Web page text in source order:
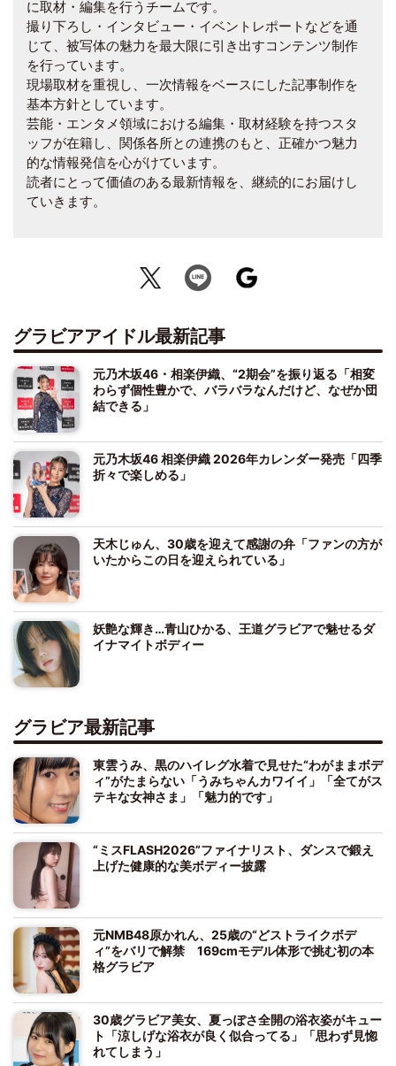
に取材・編集を行うチームです。
撮り下ろし・インタビュー・イベントレポートなどを通
じて、被写体の魅力を最大限に引き出すコンテンツ制作
を行っています。
現場取材を重視し、一次情報をベースにした記事制作を
基本方針としています。
芸能・エンタメ領域における編集・取材経験を持つスタ
ッフが在籍し、関係各所との連携のもと、正確かつ魅力
的な情報発信を心がけています。
読者にとって価値のある最新情報を、継続的にお届けし
ていきます。
グラビアアイドル最新記事
元乃木坂46・相楽伊織、“2期会”を振り返る「相変
わらず個性豊かで、バラバラなんだけど、なぜか団
結できる」
元乃木坂46 相楽伊織 2026年カレンダー発売「四季
折々で楽しめる」
天木じゅん、30歳を迎えて感謝の弁「ファンの方が
いたからこの日を迎えられている」
妖艶な輝き…青山ひかる、王道グラビアで魅せるダ
イナマイトボディー
グラビア最新記事
東雲うみ、黒のハイレグ水着で見せた“わがままボデ
ィ”がたまらない「うみちゃんカワイイ」「全てがス
テキな女神さま」「魅力的です」
“ミスFLASH2026”ファイナリスト、ダンスで鍛え
上げた健康的な美ボディー披露
元NMB48原かれん、25歳の“どストライクボデ
ィ”をバリで解禁 169cmモデル体形で挑む初の本
格グラビア
30歳グラビア美女、夏っぽさ全開の浴衣姿がキュー
ト「涼しげな浴衣が良く似合ってる」「思わず見惚
れてしまう」